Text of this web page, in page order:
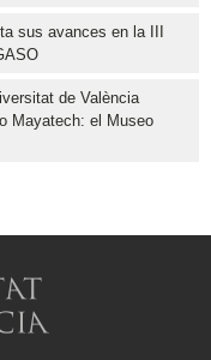
sus avances en la III
de València
Mayatech: el Museo